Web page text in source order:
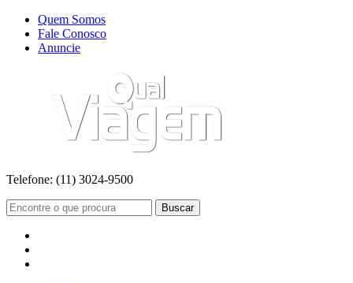
Quem Somos
Fale Conosco
Anuncie
Telefone: (11) 3024-9500
Buscar